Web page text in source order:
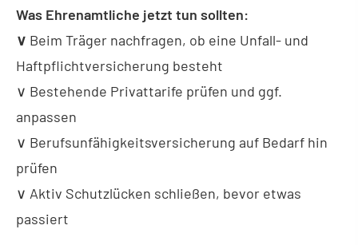
Was Ehrenamtliche jetzt tun sollten:
∨ Beim Träger nachfragen, ob eine Unfall- und
Haft­pflichtversicherung besteht
∨ Bestehende Privattarife prüfen und ggf.
anpassen
∨ Berufs­unfähig­keitsversicherung auf Bedarf hin
prüfen
∨ Aktiv Schutzlücken schließen, bevor etwas
passiert